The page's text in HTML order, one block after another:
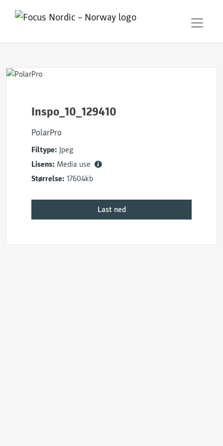
Inspo_10_129410
PolarPro
Filtype: Jpeg
Lisens: Media use
Størrelse: 17604kb
Last ned